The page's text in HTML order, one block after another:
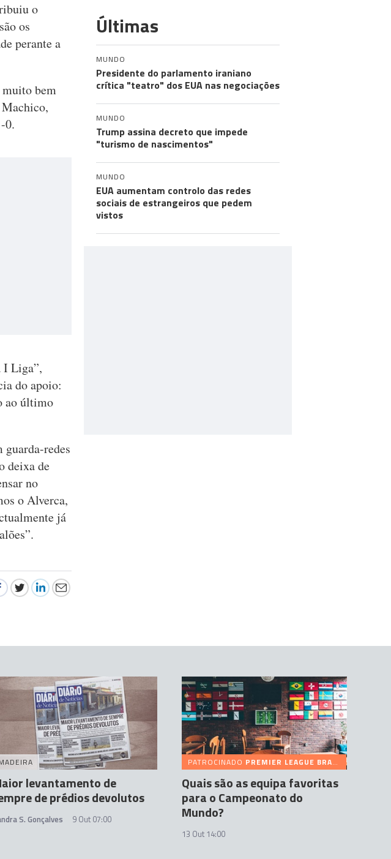
o
os
perante a
muito bem
0.
I Liga”,
do apoio:
ao último
redes
deixa de
no
o Alverca,
já
Últimas
MUNDO
Presidente do parlamento iraniano
crítica "teatro" dos EUA nas negociações
MUNDO
Trump assina decreto que impede
"turismo de nascimentos"
MUNDO
EUA aumentam controlo das redes
sociais de estrangeiros que pedem
vistos
levantamento de
de prédios devolutos
S. Gonçalves 9 Out 07:00
PATROCINADO PREMIER LEAGUE BRAZIL
Quais são as equipa favoritas
para o Campeonato do
Mundo?
13 Out 14:00